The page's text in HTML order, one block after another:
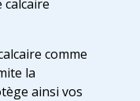
calcaire
comme
la
ainsi vos